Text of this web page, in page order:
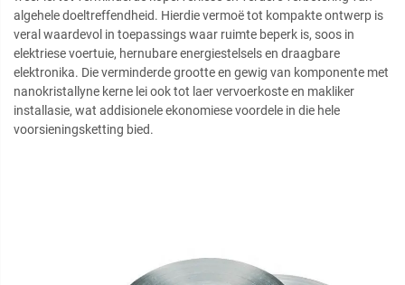
algehele doeltreffendheid. Hierdie vermoë tot kompakte ontwerp is
veral waardevol in toepassings waar ruimte beperk is, soos in
elektriese voertuie, hernubare energiestelsels en draagbare
elektronika. Die verminderde grootte en gewig van komponente met
nanokristallyne kerne lei ook tot laer vervoerkoste en makliker
installasie, wat addisionele ekonomiese voordele in die hele
voorsieningsketting bied.